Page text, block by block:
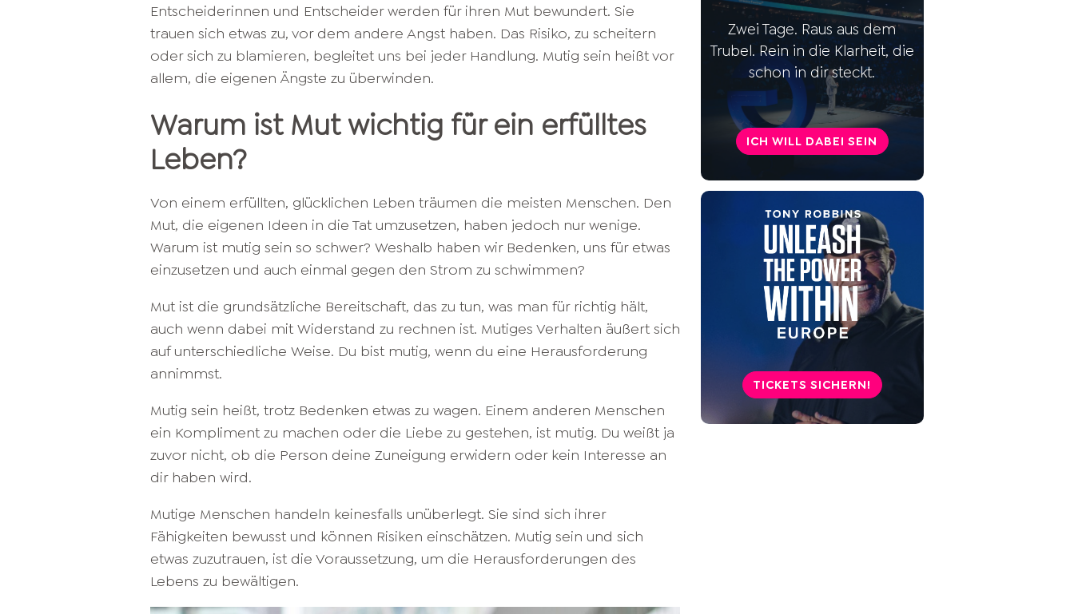
Entscheiderinnen und Entscheider werden für ihren Mut bewundert. Sie
trauen sich etwas zu, vor dem andere Angst haben. Das Risiko, zu scheitern
oder sich zu blamieren, begleitet uns bei jeder Handlung. Mutig sein heißt vor
allem, die eigenen Ängste zu überwinden.
Warum ist Mut wichtig für ein erfülltes
Leben?
Von einem erfüllten, glücklichen Leben träumen die meisten Menschen. Den
Mut, die eigenen Ideen in die Tat umzusetzen, haben jedoch nur wenige.
Warum ist mutig sein so schwer? Weshalb haben wir Bedenken, uns für etwas
einzusetzen und auch einmal gegen den Strom zu schwimmen?
Mut ist die grundsätzliche Bereitschaft, das zu tun, was man für richtig hält,
auch wenn dabei mit Widerstand zu rechnen ist. Mutiges Verhalten äußert sich
auf unterschiedliche Weise. Du bist mutig, wenn du eine Herausforderung
annimmst.
Mutig sein heißt, trotz Bedenken etwas zu wagen. Einem anderen Menschen
ein Kompliment zu machen oder die Liebe zu gestehen, ist mutig. Du weißt ja
zuvor nicht, ob die Person deine Zuneigung erwidern oder kein Interesse an
dir haben wird.
Mutige Menschen handeln keinesfalls unüberlegt. Sie sind sich ihrer
Fähigkeiten bewusst und können Risiken einschätzen. Mutig sein und sich
etwas zuzutrauen, ist die Voraussetzung, um die Herausforderungen des
Lebens zu bewältigen.
entwickeln: Wie Mut entsteht
5 Schritte, um deine Ängste zu
überwinden
Mut im Alltag: Kleine Schritte,
große Veränderungen
Mutig sein und Glück: Wie
Wie Mut zu beruflichem Erfolg
führen kann
Mutig sein in
zwischenmenschlichen
Beziehungen: Wie Mut zu
besseren Beziehungen führt
und Konflikte löst
Mutige Lebensentscheidungen
treffen
Die Kraft der Selbstakzeptanz
und Selbstliebe
Zwei Tage. Raus aus dem
Trubel. Rein in die Klarheit, die
schon in dir steckt.
ICH WILL DABEI SEIN
TICKETS SICHERN!